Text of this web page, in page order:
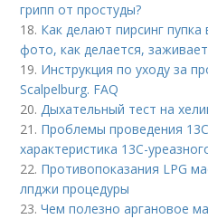
грипп от простуды?
18. Как делают пирсинг пупка
фото, как делается,
19. Инструкция по уходу за
Scalpelburg. FAQ
20.Дыхательный тест на
21. Проблемы проведения
характеристика 13С-
22. Противопоказания LPG
лпджи процедуры
23.Чем полезно аргановое